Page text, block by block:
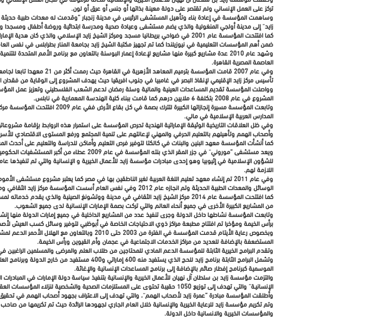
تركز على العمل الإنساني ولم تقتصر على دولة معينة بذاتها أو جنس أو عرق أو لون.
زايد” إلى مدينة أولجي المنغولية والذي يضم مستشفى وعيادة صحية ومدرسة ابتدائية وروضة أطفال ومسجدا
كما افتتحت المؤسسة عام 2001 في ضواحي بريطانيا مسجد ومركز الشيخ زايد الإسلامي
ضمن أهم المؤسسات التعليمية في نيوزيلندا كما تم تجهيز مكتبة الشيخ زايد بجامعة المنار بطرابلس في
العاصمة المصرية القاهرة.
تأسيس مركز زايد الإقليمي لإنقاذ البصر في غامبيا في جنوب افريقيا حيث يهدف المشروع إلى الوقاية من فقدان
وواصلت المؤسسة تقديم المساعدات العينية والمالية وسلة رمضان لدعم الشعب الفلسطيني وتعزيز عمل
المشروع في عام 2008 بتكلفة 6 ملايين درهم كما قامت ببناء كلية الهندسة المعمارية في نابلس.
وتابعت المؤسسة مسيرة
المدارس العربية الإسلامية في مالي.
وفي ظل العلاقات التاريخية الوثيقة الإماراتية الهندية تحرص المؤسسة على استمرار هذه الروابط بإقامة
وأصحاب الهمم وتأهيلهم بالتعليم الحرفي والمهني لإعانتهم على تنمية المجتمع ورفع المستوى الاقتصادي للأسر
كما أنشأت المؤسسة معهد البنين والبنات في كالكتا لتوفير فرص التعليم وأماكن للدراسة والتعليم على أحدث
ويعد مستشفى “موروني” في جزر المقر الذي
اللازمة لهم.
وفي عام 2011 تم إنشاء معهد تعليم اللغة العربية لغير الناطقين بها في مصر كما يعتبر مشروع
الوسائل والمعدات الطبية الحديثة وتم انجازه عام 2012 وفي نفس العام أسست المؤسسة مركز زايد الثقافي ومشروع كلية الدراسات الإسلامية ومركز الرعاية الصحية الأولية في كوسوفو.
من المشاريع الكبيرة الأخرى في جميع أنحاء العالم والتي تركت بصمة الإمارات الإنسانية لدى جميع الشعوب.
برأس الخيمة ومؤخرا تم افتتاح مطبعة مراكز ذوي الاحتياجات الخاصة في أبوظبي لتوفير وسائل كسب العيش
وبخصوص رعاية الأيتام قدمت المؤسسة في الفترة من
المستضعفة بالإضافة للعديد من مراكز الخدمات الاجتماعية في عجمان وأم القيوين ورأس الخيمة.
وتقدم البرامج الخيرية الثابتة للمؤسسة الدعم المادي للمحتاجين من طلاب العلم والمرضى والمسلمين
وتشمل البرامج الثابتة برنامج زايد للحج الذي
الموسمية كبرنامج إفطار صائم بالإضافة إلى برنامج المساعدات الإنسانية والإغاثة.
الإنسانيـة” والتي تهدف إلى توزيع 1050 حقيبة تحتوى على المستلزمات الصحية والشخصية لنزلاء المؤسسات العقابية والإصلاحية والعمال.
وأطلقت المؤسسة مبادرة “عمرة زايد لأصحاب الهمم”، والتي تهدف إلى الاعتراف بجهود أصحاب الهمم في
وتم تكريم مؤسسة زايد للرعاية الخيرية والإنسانية خلال العام الجاري لجهودها الرائدة حيث تم تكريمها من
والمؤسسات الخيرية والانسانية داخل الدولة.